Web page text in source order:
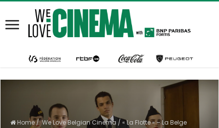
Home/We Love Belgian Cinema / « La Flotte » – La Belge